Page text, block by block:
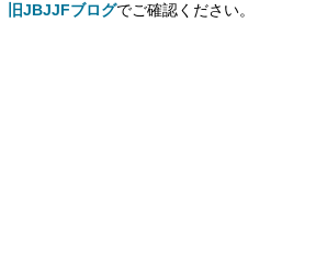
旧JBJJFブログでご確認ください。